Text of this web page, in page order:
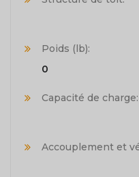
Poids (lb):
0
Capacité de charge:
Accouplement et